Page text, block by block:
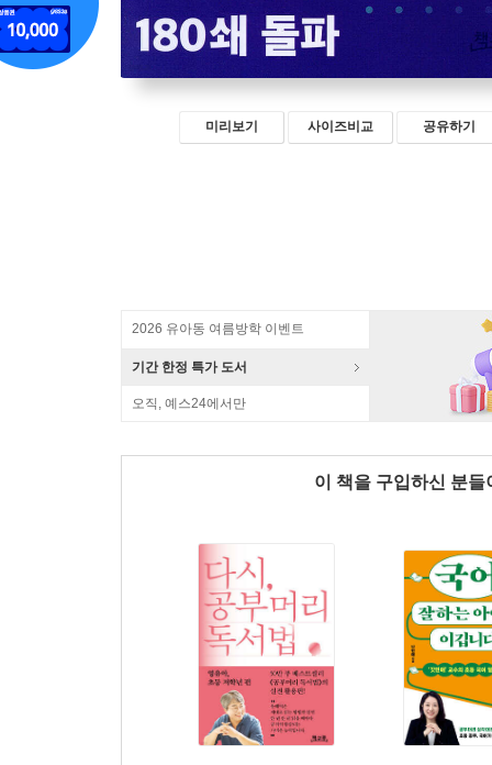
미리보기 사이즈비교 공유하기
2026 유아동 여름방학 이벤트
기간 한정 특가 도서
오직, 예스24에서만
이 책을 구입하신 분